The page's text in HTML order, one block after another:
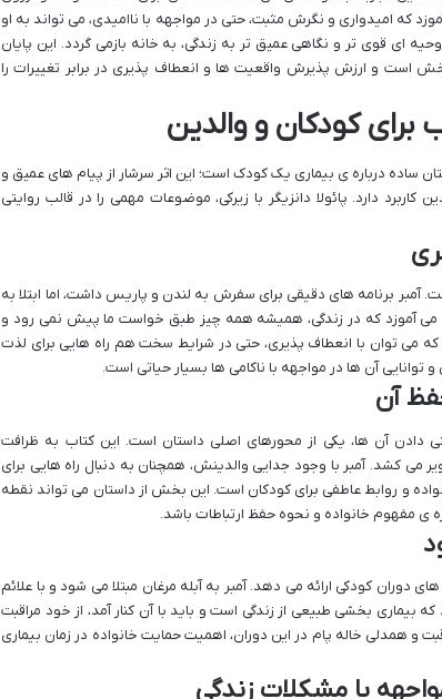
که امیدواری و نگرش مثبت، حتی در مواجهه با ناامیدی، می تواند به او
ای قوی تر و نگاهی عمیق تر به زندگی، به خانه بازمی گردد. این پایان
بخش است و ارزش پذیرش واقعیت ها و انعطاف پذیری در برابر تغییرات را
کودکان و والدین
ساده درباره ی بیماری یک کودک است؛ این اثر سرشار از پیام های عمیق و
دارد. پائولا دانزیگر با زیرکی، موضوعات مهمی را در قالب روایتی
برنامه های دقیقی برای سفرش به لندن و پاریس داشت، اما ابتلا به
می آموزد که در زندگی، همیشه همه چیز طبق خواست ما پیش نمی رود و
که می توان با انعطاف پذیری، حتی در شرایط سخت هم راه هایی برای لذت
توانایی آن ها در مواجهه با ناکامی ها بسیار حیاتی است.
دادن آن ها، یکی از محورهای اصلی داستان است. این کتاب به ظرافت
کشد. آمبر با وجود جدایی والدینش، همچنان به دنبال راه هایی برای
و روابط عاطفی برای کودکان است. این بخش از داستان می تواند نقطه
ی مفهوم خانواده و نحوه حفظ ارتباطات باشد.
دوران کودکی ارائه می دهد. آمبر به آبله مرغان مبتلا می شود و با علائم
بخشی طبیعی از زندگی است و باید با آن کنار آمد، از خود مراقبت
همدلی خاله پام در این دوران، اهمیت حمایت خانواده در زمان بیماری